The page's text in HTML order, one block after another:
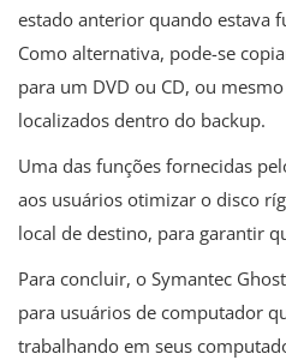
estado anterior quando estava
Como alternativa, pode-se
para um DVD ou CD, ou
localizados dentro do backup.
Uma das funções fornecidas
aos usuários otimizar o disco
local de destino, para garantir
Para concluir, o Symantec
para usuários de computador
trabalhando em seus